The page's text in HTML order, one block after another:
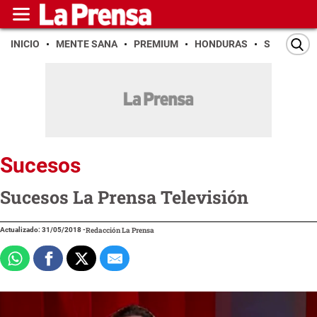
INICIO MENTE SANA PREMIUM HONDURAS SAN PEDRO
Sucesos
Sucesos La Prensa Televisión
Actualizado: 31/05/2018-Redacción La Prensa